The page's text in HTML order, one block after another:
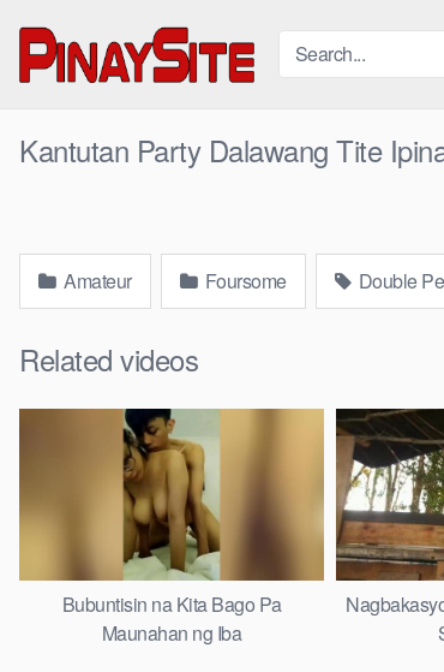
content
Kantutan Party Dalawang Tite
Amateur Foursome Double
Related videos
Bubuntisin na Kita Bago Pa
Maunahan ng Iba